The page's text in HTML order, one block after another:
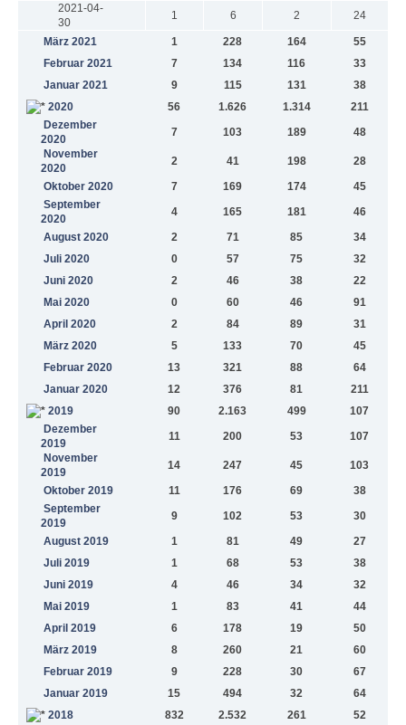
2021-04-
30
1 6 2 24
März 2021 1 228 164
55
Februar 2021
7 134 116
33
Januar 2021
9 115 131
38
2020
56 1.626 1.314
211
Dezember
2020
7 103 189
48
November
2020
2 41 198
28
Oktober 2020
7 169 174
45
September
2020
4 165 181
46
August 2020
2 71 85
34
Juli 2020
0 57 75
32
Juni 2020
2 46 38
22
Mai 2020
0 60 46
91
April 2020
2 84 89
31
März 2020
5 133 70
45
Februar 2020
13 321 88
64
Januar 2020
12 376 81
211
2019
90 2.163 499
107
Dezember
2019
11 200 53
107
November
2019
14 247 45
103
Oktober 2019
11 176 69
38
September
2019
9 102 53
30
August 2019
1 81 49
27
Juli 2019
1 68 53
38
Juni 2019
4 46 34
32
Mai 2019
1 83 41
44
April 2019
6 178 19
50
März 2019
8 260 21
60
Februar 2019
9 228 30
67
Januar 2019
15 494 32
64
2018
832 2.532 261
52